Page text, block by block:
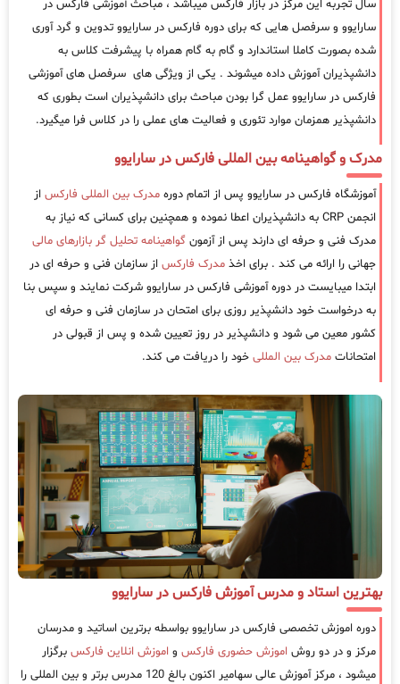
سال تجربه این مرکز در بازار فارکس میباشد ، مباحث آموزشی فارکس در
سارایوو و سرفصل هایی که برای دوره فارکس در سارایوو تدوین و گرد آوری
شده بصورت کاملا استاندارد و گام به گام همراه با پیشرفت کلاس به
دانشپذیران آموزش داده میشوند . یکی از ویژگی های سرفصل های آموزشی
فارکس در سارایوو عمل گرا بودن مباحث برای دانشپذیران است بطوری که
دانشپذیر همزمان موارد تئوری و فعالیت های عملی را در کلاس فرا میگیرد.
مدرک و گواهینامه بین المللی فارکس در سارایوو
آموزشگاه فارکس در سارایوو پس از اتمام دوره مدرک بین المللی فارکس از
انجمن CRP به دانشپذیران اعطا نموده و همچنین برای کسانی که نیاز به
مدرک فنی و حرفه ای دارند پس از آزمون گواهینامه تحلیل گر بازارهای مالی
جهانی را ارائه می کند . برای اخذ مدرک فارکس از سازمان فنی و حرفه ای در
ابتدا میبایست در دوره آموزشی فارکس در سارایوو شرکت نمایند و سپس بنا
به درخواست خود دانشپذیر روزی برای امتحان در سازمان فنی و حرفه ای
کشور معین می شود و دانشپذیر در روز تعیین شده و پس از قبولی در
امتحانات مدرک بین المللی خود را دریافت می کند.
بهترین استاد و مدرس آموزش فارکس در سارایوو
دوره اموزش تخصصی فارکس در سارایوو بواسطه برترین اساتید و مدرسان
مرکز و در دو روش اموزش حضوری فارکس و اموزش انلاین فارکس برگزار
میشود ، مرکز آموزش عالی سهامیر اکنون بالغ 120 مدرس برتر و بین المللی را